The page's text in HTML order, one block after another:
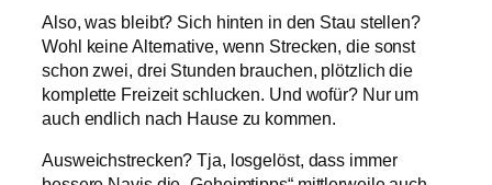
Also, was bleibt? Sich hinten in den Stau stellen?
Wohl keine Alternative, wenn Strecken, die sonst
schon zwei, drei Stunden brauchen, plötzlich die
komplette Freizeit schlucken. Und wofür? Nur um
auch endlich nach Hause zu kommen.
Ausweichstrecken? Tja, losgelöst, dass immer